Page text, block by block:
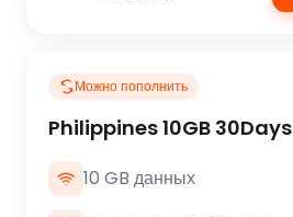
Можно пополнить
Philippines 10GB 30Days
10 GB данных